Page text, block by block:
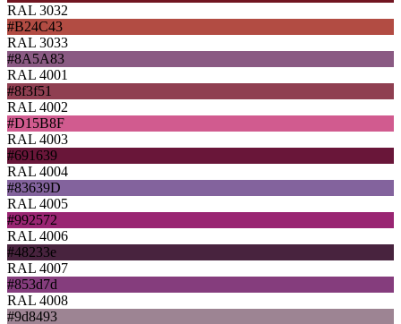
RAL 3032
#B24C43
RAL 3033
#8A5A83
RAL 4001
#8f3f51
RAL 4002
#D15B8F
RAL 4003
#691639
RAL 4004
#83639D
RAL 4005
#992572
RAL 4006
#48233e
RAL 4007
#853d7d
RAL 4008
#9d8493